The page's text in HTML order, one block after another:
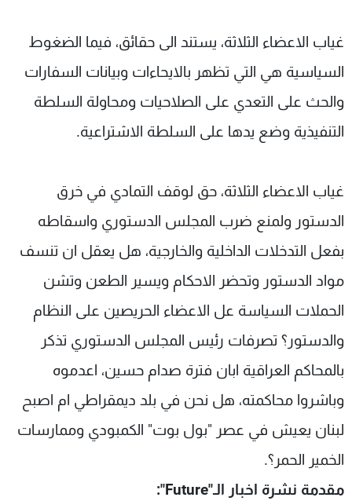
غياب الاعضاء الثلاثة، يستند الى حقائق، فيما الضغوط
السياسية هي التي تظهر بالايحاءات وبيانات السفارات
والحث على التعدي على الصلاحيات ومحاولة السلطة
التنفيذية وضع يدها على السلطة الاشتراعية.
غياب الاعضاء الثلاثة، حق لوقف التمادي في خرق
الدستور ولمنع ضرب المجلس الدستوري واسقاطه
بفعل التدخلات الداخلية والخارجية، هل يعقل ان تنسف
مواد الدستور وتحضر الاحكام ويسير الطعن وتشن
الحملات السياسة عل الاعضاء الحريصين على النظام
والدستور؟ تصرفات رئيس المجلس الدستوري تذكر
بالمحاكم العراقية ابان فترة صدام حسين، اعدموه
وباشروا محاكمته، هل نحن في بلد ديمقراطي ام اصبح
لبنان يعيش في عصر "بول بوت" الكمبودي وممارسات
الخمير الحمر؟.
مقدمة نشرة اخبار الـ"Future":